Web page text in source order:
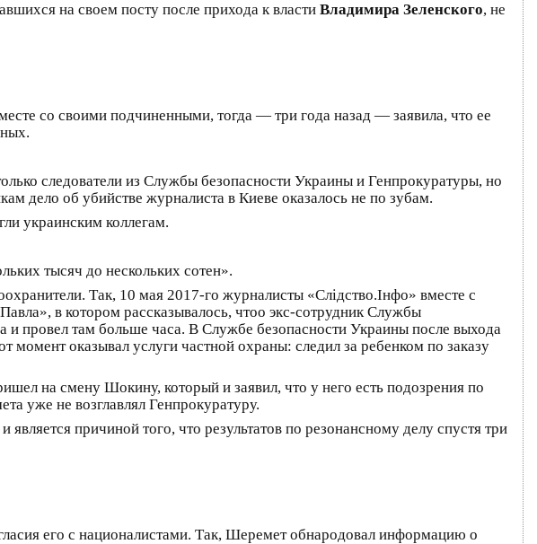
на своем посту после прихода к власти Владимира Зеленского, не
со своими подчиненными, тогда — три года назад — заявила, что ее
следователи из Службы безопасности Украины и Генпрокуратуры, но
дело об убийстве журналиста в Киеве оказалось не по зубам.
украинским коллегам.
тысяч до нескольких сотен».
Так, 10 мая 2017-го журналисты «Слідство.Інфо» вместе с
в котором рассказывалось, чтоо экс-сотрудник Службы
провел там больше часа. В Службе безопасности Украины после выхода
момент оказывал услуги частной охраны: следил за ребенком по заказу
на смену Шокину, который и заявил, что у него есть подозрения по
уже не возглавлял Генпрокуратуру.
причиной того, что результатов по резонансному делу спустя три
его с националистами. Так, Шеремет обнародовал информацию о